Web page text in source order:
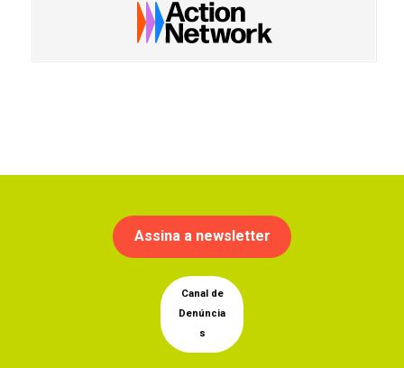
Assina a newsletter
Canal de
Denúncia
s